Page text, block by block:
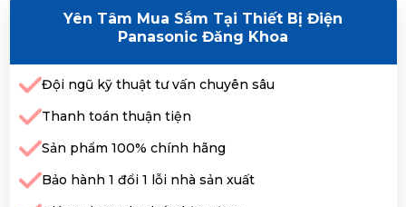
Yên Tâm Mua Sắm Tại Thiết Bị Điện
Panasonic Đăng Khoa
Đội ngũ kỹ thuật tư vấn chuyên sâu
Thanh toán thuận tiện
Sản phẩm 100% chính hãng
Bảo hành 1 đổi 1 lỗi nhà sản xuất